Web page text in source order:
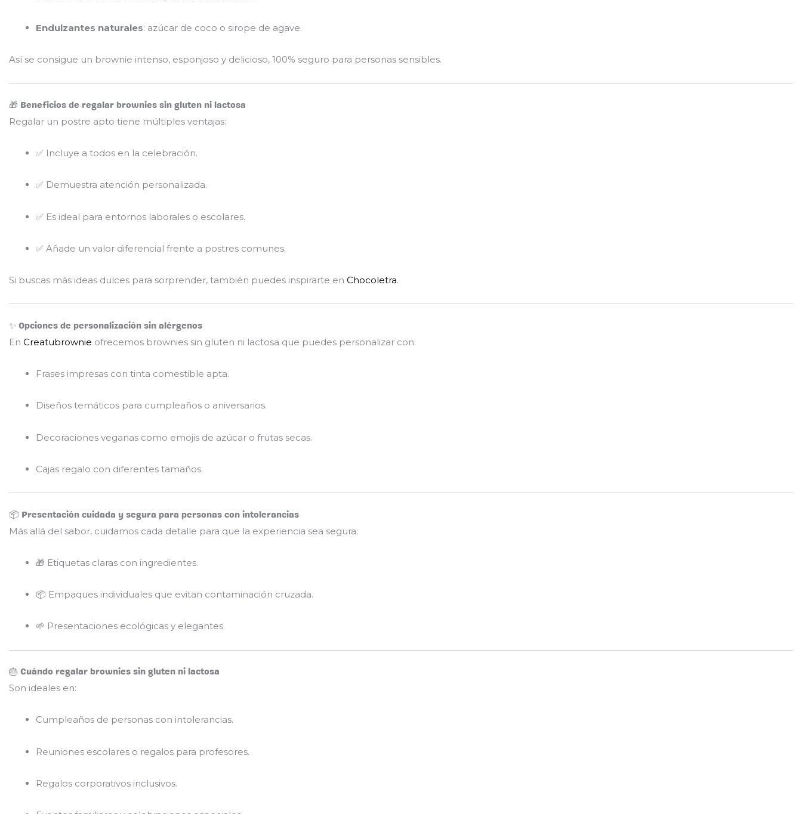
Endulzantes naturales: azúcar de coco o sirope de agave.
Así se consigue un brownie intenso, esponjoso y delicioso, 100% seguro para personas sensibles.
🎁 Beneficios de regalar brownies sin gluten ni lactosa
Regalar un postre apto tiene múltiples ventajas:
✅ Incluye a todos en la celebración.
✅ Demuestra atención personalizada.
✅ Es ideal para entornos laborales o escolares.
✅ Añade un valor diferencial frente a postres comunes.
Si buscas más ideas dulces para sorprender, también puedes inspirarte en Chocoletra.
✨ Opciones de personalización sin alérgenos
En Creatubrownie ofrecemos brownies sin gluten ni lactosa que puedes personalizar con:
Frases impresas con tinta comestible apta.
Diseños temáticos para cumpleaños o aniversarios.
Decoraciones veganas como emojis de azúcar o frutas secas.
Cajas regalo con diferentes tamaños.
📦 Presentación cuidada y segura para personas con intolerancias
Más allá del sabor, cuidamos cada detalle para que la experiencia sea segura:
🎁 Etiquetas claras con ingredientes.
📦 Empaques individuales que evitan contaminación cruzada.
🌱 Presentaciones ecológicas y elegantes.
🎂 Cuándo regalar brownies sin gluten ni lactosa
Son ideales en:
Cumpleaños de personas con intolerancias.
Reuniones escolares o regalos para profesores.
Regalos corporativos inclusivos.